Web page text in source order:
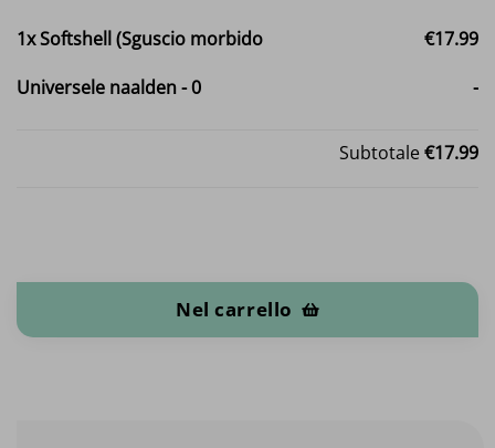
1xSoftshell (Sguscio morbido €17.99
Universele naalden-0 -
Subtotale€17.99
Nel carrello